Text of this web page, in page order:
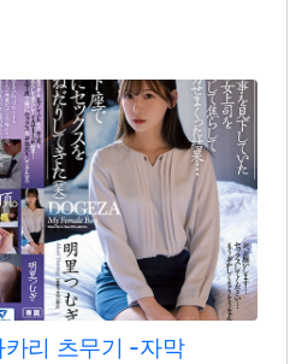
리 츠무기 -자막